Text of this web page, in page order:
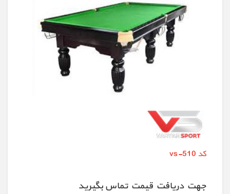
کد vs-510
جهت دريافت قيمت تماس بگيريد